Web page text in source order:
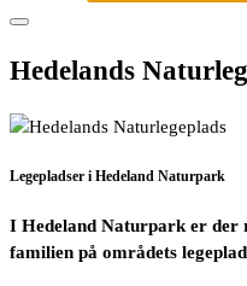
Hedelands
Legepladser i Hedeland Naturpark
I Hedeland Naturpark er der
familien på områdets